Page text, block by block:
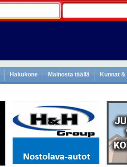
Hakukone Mainosta täällä Kunnat